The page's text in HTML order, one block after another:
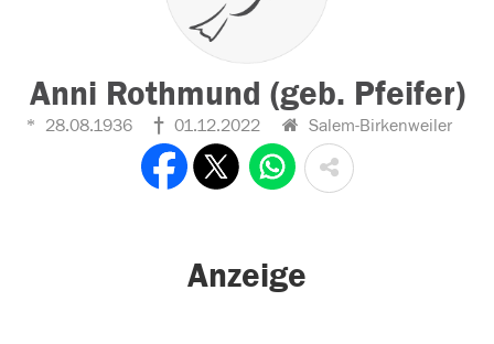
Anni Rothmund (geb. Pfeifer)
28.08.1936 01.12.2022 Salem-Birkenweiler
Anzeige